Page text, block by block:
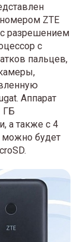
ZTE
разрешением
с
пальцев,
Аппарат
ГБ
а также с 4
будет